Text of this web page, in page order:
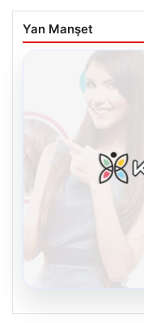
Yan Manşet
08.08.2026